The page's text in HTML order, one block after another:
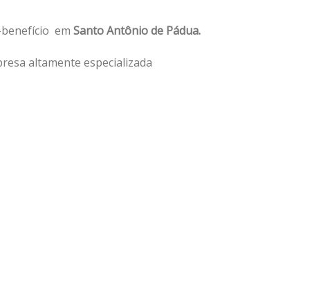
em Santo Antônio de Pádua.
altamente especializada